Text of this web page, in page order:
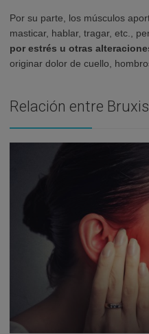
Por su parte, los músculos
masticar, hablar, tragar, etc.,
por estrés u otras
originar dolor de cuello,
Relación entre